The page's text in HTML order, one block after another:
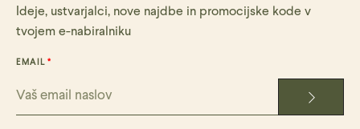
Ideje, ustvarjalci, nove najdbe in promocijske kode v
tvojem e-nabiralniku
EMAIL